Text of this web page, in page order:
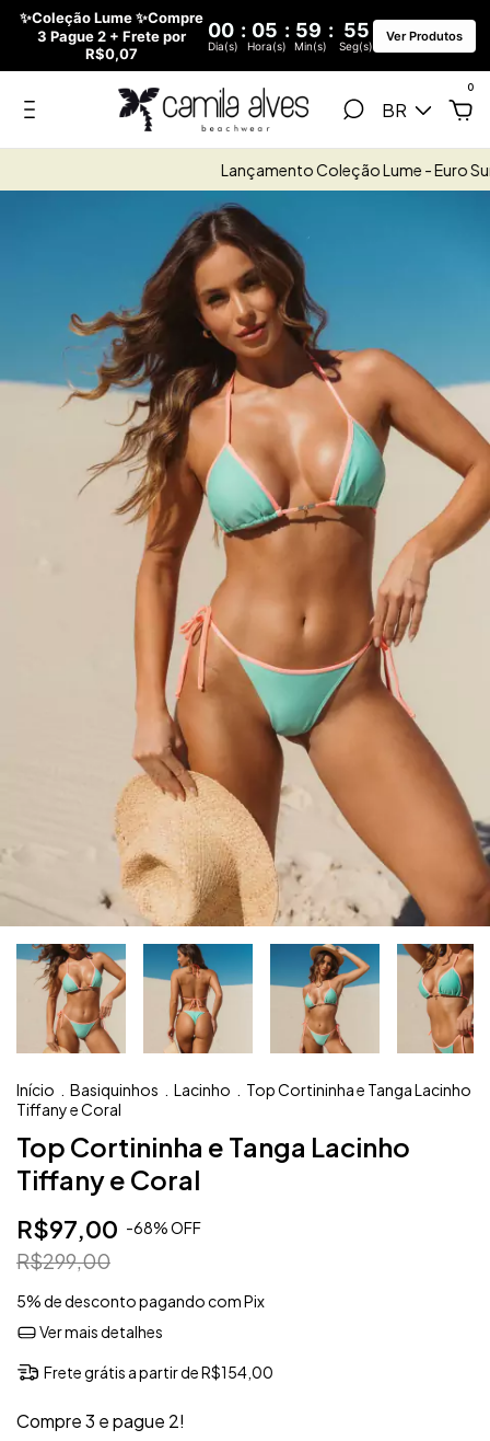
✨Coleção Lume ✨Compre
3 Pague 2 + Frete por
R$0,07
00 : 05 : 59 : 54
Dia(s) Hora(s) Min(s) Seg(s)
Ver Produtos
BR
0
Lançamento Coleção Lume - Euro Summer
Início Basiquinhos Lacinho
Top Cortininha e Tanga Lacinho
Tiffany e Coral
Top Cortininha e Tanga Lacinho
Tiffany e Coral
R$97,00 -68%OFF
R$299,00
5% de descontopagando com Pix
Ver mais detalhes
Frete grátis a partir deR$154,00
Compre 3 e pague 2!